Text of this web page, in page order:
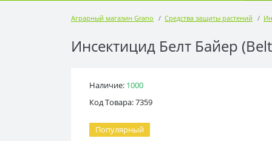
Аграрный магазин Grano Средства защиты растений
Инсектицид Белт Байер
Наличие: 1000
Код Товара: 7359
Популярный